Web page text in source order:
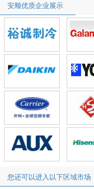
安顺优质企业展示
您还可以进入以下区域市场